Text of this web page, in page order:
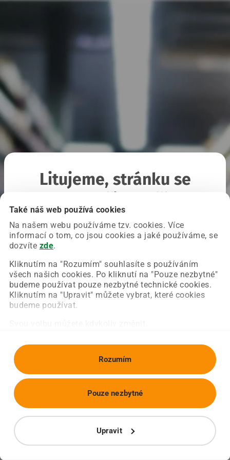
Také náš web používá cookies
Na našem webu používáme tzv. cookies. Více
informací o tom, co jsou cookies a jaké používáme, se
dozvíte zde.
Kliknutím na "Rozumím" souhlasíte s používáním
všech našich cookies. Po kliknutí na "Pouze nezbytné"
budeme používat pouze nezbytné technické cookies.
Kliknutím na "Upravit" můžete vybrat, které cookies
budeme používat.
Rozumím
Upravit
Pouze nezbytné
Litujeme, stránku se
Chyba nastala na naší straně a už ji opravujeme.
Zkuste prosím znovu načíst požadovanou stránku.
Obnovit stránku Úvodní strana